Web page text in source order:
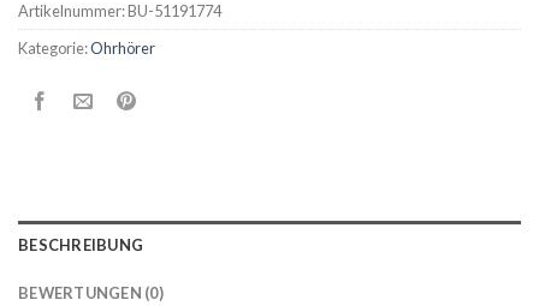
Artikelnummer:BU-51191774
Kategorie:Ohrhörer
BESCHREIBUNG
BEWERTUNGEN (0)